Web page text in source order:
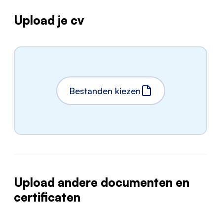
Upload je cv
Bestanden kiezen
Upload andere documenten en
certificaten